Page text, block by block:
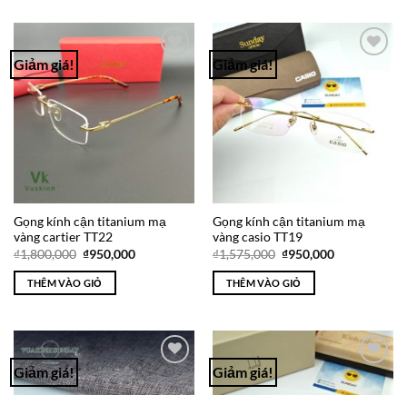
Giảm giá!
Add to
Wishlist
Gọng kính cận titanium mạ
vàng cartier TT22
₫1,800,000 Giá
là:
₫1,800,000.
₫950,000Giá
THÊM VÀO GIỎ
Giảm giá!
Wishlist
Gọng kính cận titanium mạ
vàng casio TT19
₫1,575,000 Giá
là:
₫1,575,000.
₫950,000Giá
THÊM VÀO GIỎ
Giảm giá!
Add to
Wishlist
Giảm giá!
Add to
Wishlist